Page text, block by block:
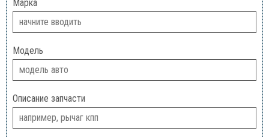
Марка
Модель
Описание запчасти